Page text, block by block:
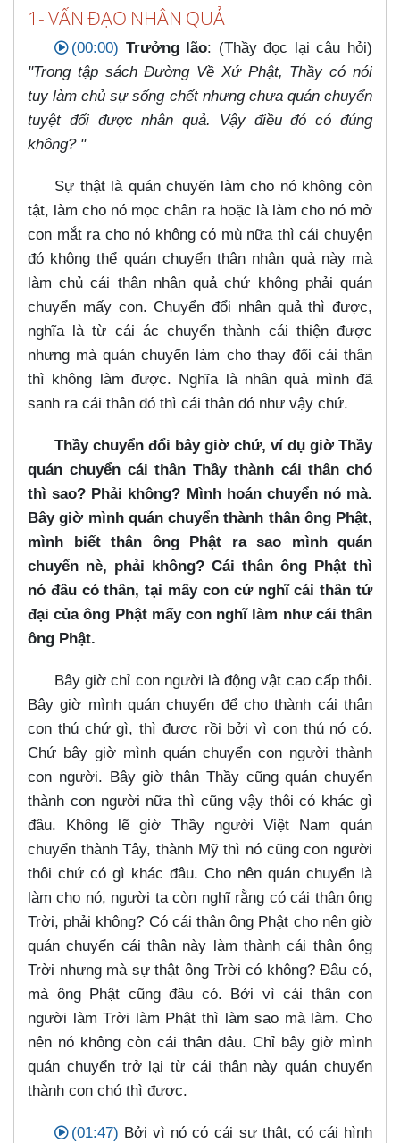
1- VẤN ĐẠO NHÂN QUẢ
(00:00) Trưởng lão: (Thầy đọc lại câu hỏi)
"Trong tập sách Đường Về Xứ Phật, Thầy có nói
tuy làm chủ sự sống chết nhưng chưa quán chuyển
tuyệt đối được nhân quả. Vậy điều đó có đúng
không? "
Sự thật là quán chuyển làm cho nó không còn
tật, làm cho nó mọc chân ra hoặc là làm cho nó mở
con mắt ra cho nó không có mù nữa thì cái chuyện
đó không thể quán chuyển thân nhân quả này mà
làm chủ cái thân nhân quả chứ không phải quán
chuyển mấy con. Chuyển đổi nhân quả thì được,
nghĩa là từ cái ác chuyển thành cái thiện được
nhưng mà quán chuyển làm cho thay đổi cái thân
thì không làm được. Nghĩa là nhân quả mình đã
sanh ra cái thân đó thì cái thân đó như vậy chứ.
Thầy chuyển đổi bây giờ chứ, ví dụ giờ Thầy
quán chuyển cái thân Thầy thành cái thân chó
thì sao? Phải không? Mình hoán chuyển nó mà.
Bây giờ mình quán chuyển thành thân ông Phật,
mình biết thân ông Phật ra sao mình quán
chuyển nè, phải không? Cái thân ông Phật thì
nó đâu có thân, tại mấy con cứ nghĩ cái thân tứ
đại của ông Phật mấy con nghĩ làm như cái thân
ông Phật.
Bây giờ chỉ con người là động vật cao cấp thôi.
Bây giờ mình quán chuyển để cho thành cái thân
con thú chứ gì, thì được rồi bởi vì con thú nó có.
Chứ bây giờ mình quán chuyển con người thành
con người. Bây giờ thân Thầy cũng quán chuyển
thành con người nữa thì cũng vậy thôi có khác gì
đâu. Không lẽ giờ Thầy người Việt Nam quán
chuyển thành Tây, thành Mỹ thì nó cũng con người
thôi chứ có gì khác đâu. Cho nên quán chuyển là
làm cho nó, người ta còn nghĩ rằng có cái thân ông
Trời, phải không? Có cái thân ông Phật cho nên giờ
quán chuyển cái thân này làm thành cái thân ông
Trời nhưng mà sự thật ông Trời có không? Đâu có,
mà ông Phật cũng đâu có. Bởi vì cái thân con
người làm Trời làm Phật thì làm sao mà làm. Cho
nên nó không còn cái thân đâu. Chỉ bây giờ mình
quán chuyển trở lại từ cái thân này quán chuyển
thành con chó thì được.
(01:47) Bởi vì nó có cái sự thật, có cái hình